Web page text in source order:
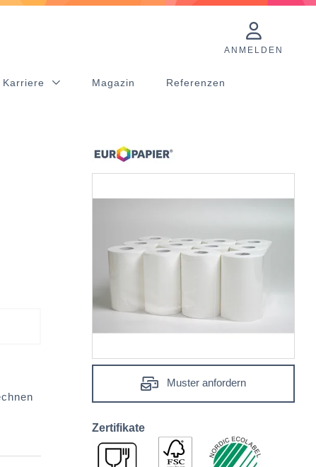
ANMELDEN
Karriere Magazin Referenzen
Muster anfordern
Zertifikate